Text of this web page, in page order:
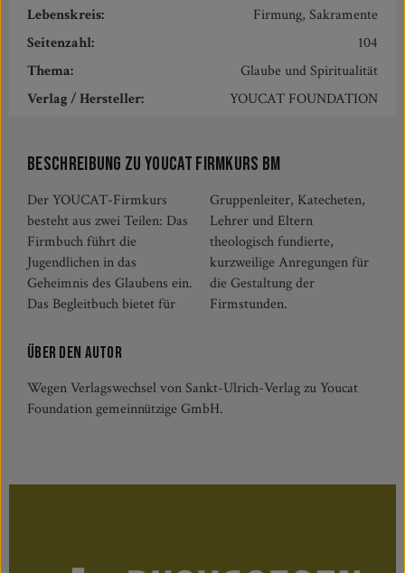
Lebenskreis:
Firmung, Sakramente
Seitenzahl:
104
Thema:
Glaube und Spiritualität
Verlag / Hersteller:
YOUCAT FOUNDATION
Beschreibung zu YOUCAT Firmkurs BM
Der YOUCAT-Firmkurs
besteht aus zwei Teilen: Das
Firmbuch führt die
Jugendlichen in das
Geheimnis des Glaubens ein.
Das Begleitbuch bietet für
Gruppenleiter, Katecheten,
Lehrer und Eltern
theologisch fundierte,
kurzweilige Anregungen für
die Gestaltung der
Firmstunden.
Über den Autor
Wegen Verlagswechsel von Sankt-Ulrich-Verlag zu Youcat
Foundation gemeinnützige GmbH.